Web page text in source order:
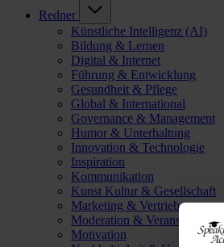
Redner
Künstliche Intelligenz (AI)
Bildung & Lernen
Digital & Internet
Führung & Entwicklung
Gesundheit & Pflege
Global & International
Governance & Management
Humor & Unterhaltung
Innovation & Technologie
Inspiration
Kommunikation
Kunst Kultur & Gesellschaft
Marketing & Vertrieb
Moderation &
Motivation